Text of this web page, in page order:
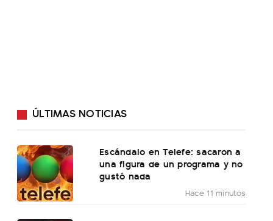
ÚLTIMAS NOTICIAS
Escándalo en Telefe: sacaron a
una figura de un programa y no
gustó nada
Hace 11 minutos